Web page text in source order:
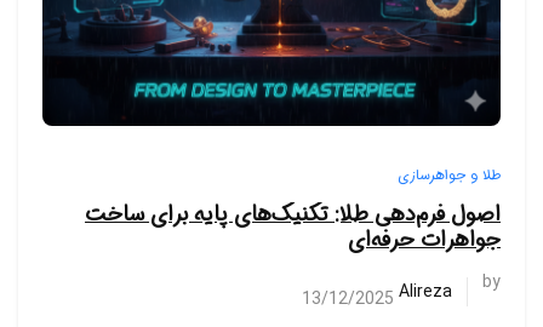
طلا و جواهرسازی
اصول فرم‌دهی طلا: تکنیک‌های پایه برای ساخت
جواهرات حرفه‌ای
by
Alireza
13/12/2025